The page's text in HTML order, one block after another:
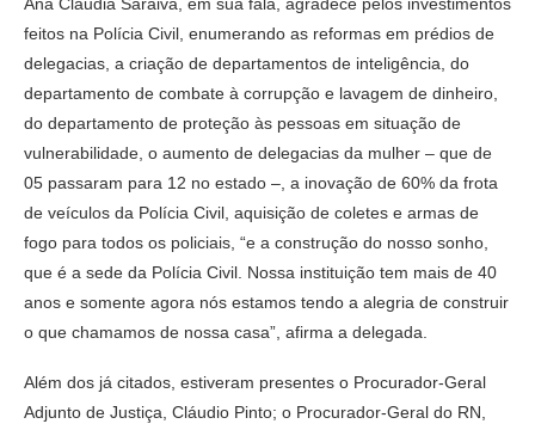
feitos na Polícia Civil, enumerando as reformas em prédios de
delegacias, a criação de departamentos de inteligência, do
departamento de combate à corrupção e lavagem de dinheiro,
do departamento de proteção às pessoas em situação de
vulnerabilidade, o aumento de delegacias da mulher – que de
05 passaram para 12 no estado –, a inovação de 60% da frota
de veículos da Polícia Civil, aquisição de coletes e armas de
fogo para todos os policiais, “e a construção do nosso sonho,
que é a sede da Polícia Civil. Nossa instituição tem mais de 40
anos e somente agora nós estamos tendo a alegria de construir
o que chamamos de nossa casa”, afirma a delegada.
Além dos já citados, estiveram presentes o Procurador-Geral
Adjunto de Justiça, Cláudio Pinto; o Procurador-Geral do RN,